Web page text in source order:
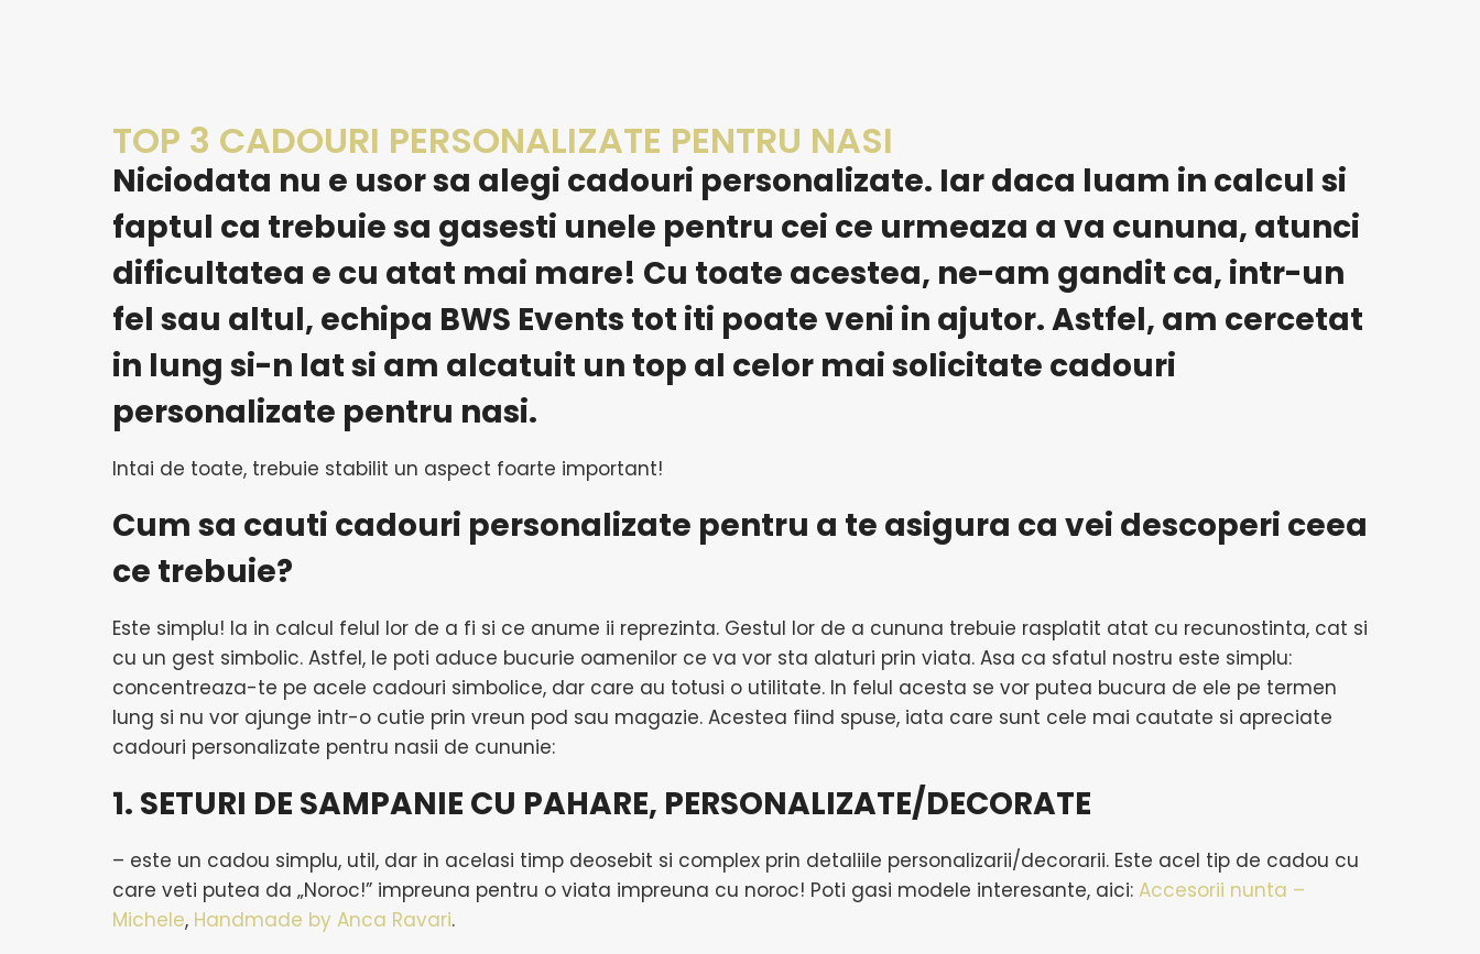
TOP 3 CADOURI PERSONALIZATE PENTRU NASI
Niciodata nu e usor sa alegi cadouri personalizate. Iar daca luam in calcul si
faptul ca trebuie sa gasesti unele pentru cei ce urmeaza a va cununa, atunci
dificultatea e cu atat mai mare! Cu toate acestea, ne-am gandit ca, intr-un
fel sau altul, echipa BWS Events tot iti poate veni in ajutor. Astfel, am cercetat
in lung si-n lat si am alcatuit un top al celor mai solicitate cadouri
personalizate pentru nasi.
Intai de toate, trebuie stabilit un aspect foarte important!
Cum sa cauti cadouri personalizate pentru a te asigura ca vei descoperi ceea
ce trebuie?
Este simplu! Ia in calcul felul lor de a fi si ce anume ii reprezinta. Gestul lor de a cununa trebuie rasplatit atat cu recunostinta, cat si
cu un gest simbolic. Astfel, le poti aduce bucurie oamenilor ce va vor sta alaturi prin viata. Asa ca sfatul nostru este simplu:
concentreaza-te pe acele cadouri simbolice, dar care au totusi o utilitate. In felul acesta se vor putea bucura de ele pe termen
lung si nu vor ajunge intr-o cutie prin vreun pod sau magazie. Acestea fiind spuse, iata care sunt cele mai cautate si apreciate
cadouri personalizate pentru nasii de cununie:
1. SETURI DE SAMPANIE CU PAHARE, PERSONALIZATE/DECORATE
– este un cadou simplu, util, dar in acelasi timp deosebit si complex prin detaliile personalizarii/decorarii. Este acel tip de cadou cu
care veti putea da „Noroc!” impreuna pentru o viata impreuna cu noroc! Poti gasi modele interesante, aici: Accesorii nunta –
Michele, Handmade by Anca Ravari.